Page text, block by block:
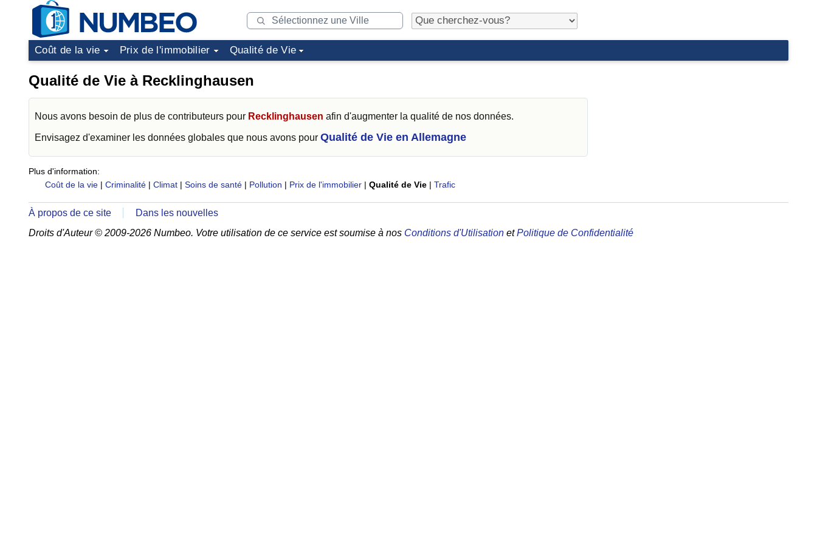
Coût de la vie Prix de l'immobilier Qualité de Vie
Qualité de Vie à Recklinghausen
Nous avons besoin de plus de contributeurs pour Recklinghausen afin d'augmenter la qualité de nos données.
Envisagez d'examiner les données globales que nous avons pour Qualité de Vie en Allemagne
Plus d'information:
Coût de la vie | Criminalité | Climat | Soins de santé | Pollution | Prix de l'immobilier | Qualité de Vie | Trafic
À propos de ce site
Dans les nouvelles
Droits d'Auteur © 2009-2026 Numbeo. Votre utilisation de ce service est soumise à nos Conditions d'Utilisation etPolitique de Confidentialité